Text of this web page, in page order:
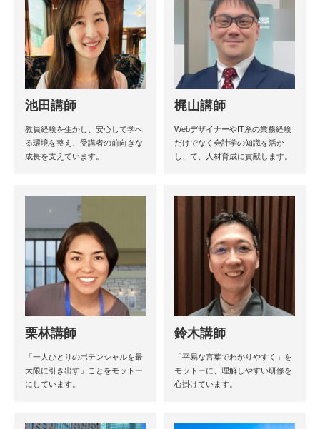
池田講師
教員経験を生かし、安心して学べ
る環境を整え、受講者の前向きな
成長を支えています。
梶山講師
WebデザイナーやIT系の業務経験
だけでなく会計学の知識を活か
し、て、人材育成に貢献します。
栗林講師
「一人ひとりのポテンシャルを最
大限に引き出す」ことをモットー
にしています。
鈴木講師
「平易な言葉でわかりやすく」を
モットーに、理解しやすい研修を
心掛けています。